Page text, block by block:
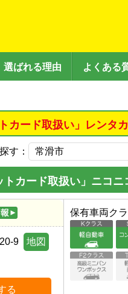
選ばれる理由 よくある
カード取扱い」レンタ
す：
カード取扱い」ニコ
9 地図
る
保有車両ク